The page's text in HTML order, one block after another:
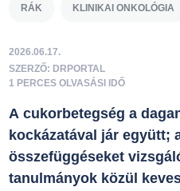
RÁK KLINIKAI ONKOLÓGIA
2026.06.17.
SZERZŐ: DRPORTAL
1 PERCES OLVASÁSI IDŐ
A cukorbetegség a
kockázatával jár együtt;
összefüggéseket
tanulmányok közül